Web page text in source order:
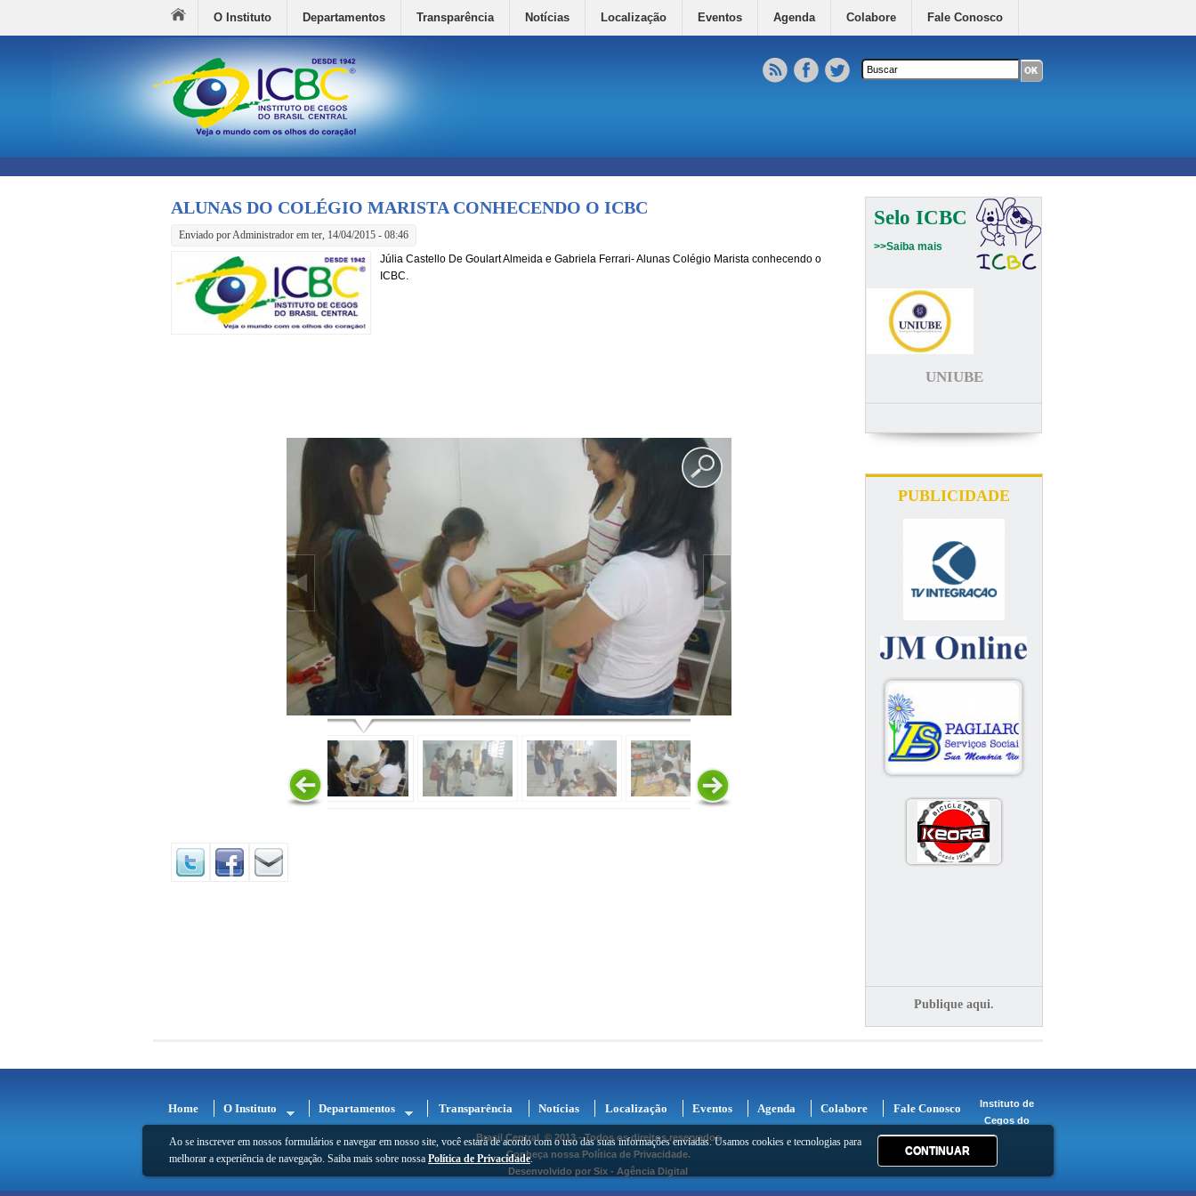
O Instituto Departamentos Transparência Notícias Localização Eventos Agenda Colabore Fale Conosco
Formulário de busca
ALUNAS DO COLÉGIO MARISTA CONHECENDO O ICBC
Enviado porAdministrador em ter, 14/04/2015 - 08:46
Júlia Castello De Goulart Almeida e Gabriela Ferrari- Alunas Colégio Marista conhecendo o
ICBC.
Selo ICBC
>>Saiba mais
UNIUBE
PUBLICIDADE
Publique aqui.
Ao se inscrever em nossos formulários e navegar em nosso site, você estará de acordo com o uso das suas informações enviadas. Usamos cookies e tecnologias para
melhorar a experiência de navegação. Saiba mais sobre nossa Política de Privacidade.
CONTINUAR
Home O Instituto Departamentos Transparência Notícias Localização Eventos Agenda Colabore Fale Conosco
Instituto de
Cegos do
Brasil Central © 2013 - Todos os direitos reservados
Conheça nossa Política de Privacidade.
Desenvolvido por Six - Agência Digital